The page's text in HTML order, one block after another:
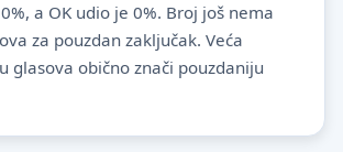
a OK udio je 0%. Broj još nema
za pouzdan zaključak. Veća
glasova obično znači pouzdaniju